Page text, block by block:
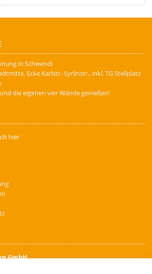
in Schwendi
Ecke Karlstr.-Syrlinstr., inkl. TG Stellplatz
die eigenen vier Wände genießen!
hier
GmbH